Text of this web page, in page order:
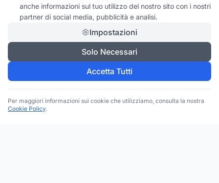
anche informazioni sul tuo utilizzo del nostro sito con i nostri
partner di social media, pubblicità e analisi.
Impostazioni
Solo Necessari
Accetta Tutti
Per maggiori informazioni sui cookie che utilizziamo, consulta la nostra
Cookie Policy.